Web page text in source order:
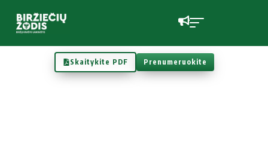
Skaitykite PDF Prenumeruokite